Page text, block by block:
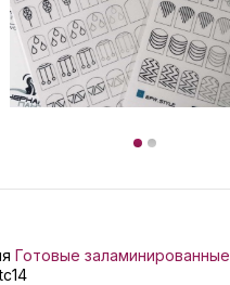
Готовые заламинированные
tc14